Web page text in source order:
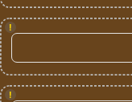
!
!